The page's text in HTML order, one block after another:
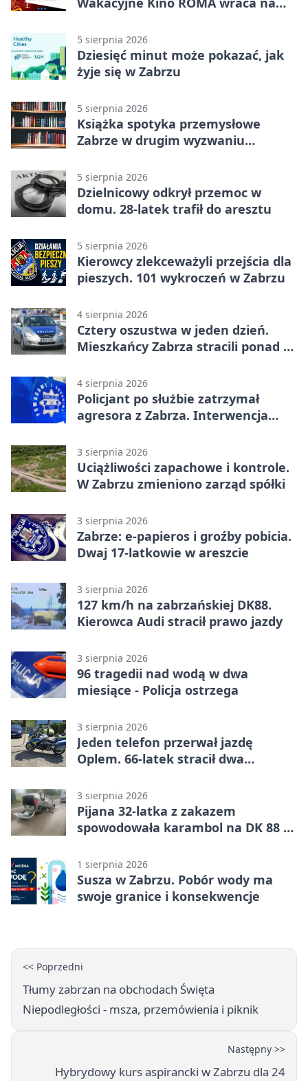
5 sierpnia 2026
Dziesięć minut może pokazać, jak
żyje się w Zabrzu
5 sierpnia 2026
Książka spotyka przemysłowe
Zabrze w drugim wyzwaniu
5 sierpnia 2026
Dzielnicowy odkrył przemoc w
domu. 28-latek trafił do aresztu
5 sierpnia 2026
Kierowcy zlekceważyli przejścia dla
pieszych. 101 wykroczeń w Zabrzu
4 sierpnia 2026
Cztery oszustwa w jeden dzień.
Mieszkańcy Zabrza stracili ponad 6
4 sierpnia 2026
Policjant po służbie zatrzymał
agresora z Zabrza. Interwencja
3 sierpnia 2026
Uciążliwości zapachowe i kontrole.
W Zabrzu zmieniono zarząd spółki
3 sierpnia 2026
Zabrze: e-papieros i groźby pobicia.
Dwaj 17-latkowie w areszcie
3 sierpnia 2026
127 km/h na zabrzańskiej DK88.
Kierowca Audi stracił prawo jazdy
3 sierpnia 2026
96 tragedii nad wodą w dwa
miesiące - Policja ostrzega
3 sierpnia 2026
Jeden telefon przerwał jazdę
Oplem. 66-latek stracił dwa
3 sierpnia 2026
Pijana 32-latka z zakazem
spowodowała karambol na DK 88 w
1 sierpnia 2026
Susza w Zabrzu. Pobór wody ma
swoje granice i konsekwencje
<< Poprzedni
Tłumy zabrzan na obchodach Święta
Niepodległości - msza, przemówienia i piknik
Następny >>
Hybrydowy kurs aspirancki w Zabrzu dla 24